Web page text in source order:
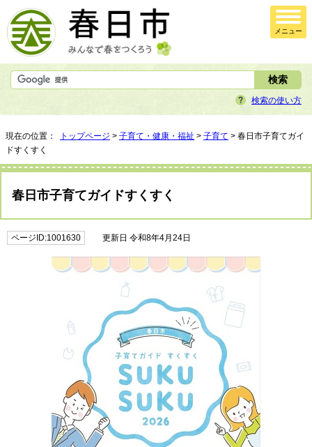
メニュー
検索の使い方
現在の位置： トップページ > 子育て・健康・福祉 > 子育て > 春日市子育てガイ
ドすくすく
春日市子育てガイドすくすく
ページID:1001630 更新日 令和8年4月24日